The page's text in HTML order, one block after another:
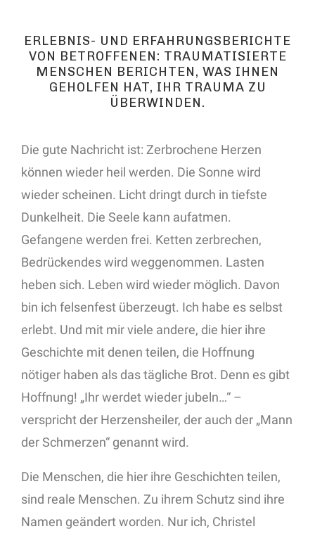
ERLEBNIS- UND ERFAHRUNGSBERICHTE
VON BETROFFENEN: TRAUMATISIERTE
MENSCHEN BERICHTEN, WAS IHNEN
GEHOLFEN HAT, IHR TRAUMA ZU
ÜBERWINDEN.
Die gute Nachricht ist: Zerbrochene Herzen
können wieder heil werden. Die Sonne wird
wieder scheinen. Licht dringt durch in tiefste
Dunkelheit. Die Seele kann aufatmen.
Gefangene werden frei. Ketten zerbrechen,
Bedrückendes wird weggenommen. Lasten
heben sich. Leben wird wieder möglich. Davon
bin ich felsenfest überzeugt. Ich habe es selbst
erlebt. Und mit mir viele andere, die hier ihre
Geschichte mit denen teilen, die Hoffnung
nötiger haben als das tägliche Brot. Denn es gibt
Hoffnung! „Ihr werdet wieder jubeln…“ –
verspricht der Herzensheiler, der auch der „Mann
der Schmerzen“ genannt wird.
Die Menschen, die hier ihre Geschichten teilen,
sind reale Menschen. Zu ihrem Schutz sind ihre
Namen geändert worden. Nur ich, Christel